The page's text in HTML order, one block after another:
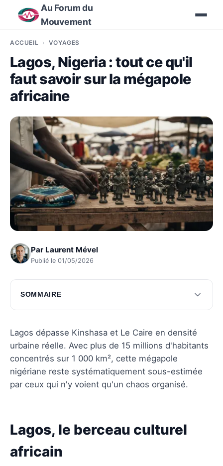
Au Forum du
Mouvement
ACCUEIL VOYAGES
Lagos, Nigeria : tout ce qu'il
faut savoir sur la mégapole
africaine
Par Laurent Mével
Publié le 01/05/2026
SOMMAIRE
Lagos, le berceau culturel africain
Arts et festivals nigérians
Les loisirs et activités à Lagos
Questions fréquentes
Lagos dépasse Kinshasa et Le Caire en densité
urbaine réelle. Avec plus de 15 millions d'habitants
concentrés sur 1 000 km², cette mégapole
nigériane reste systématiquement sous-estimée
par ceux qui n'y voient qu'un chaos organisé.
Lagos, le berceau culturel
africain